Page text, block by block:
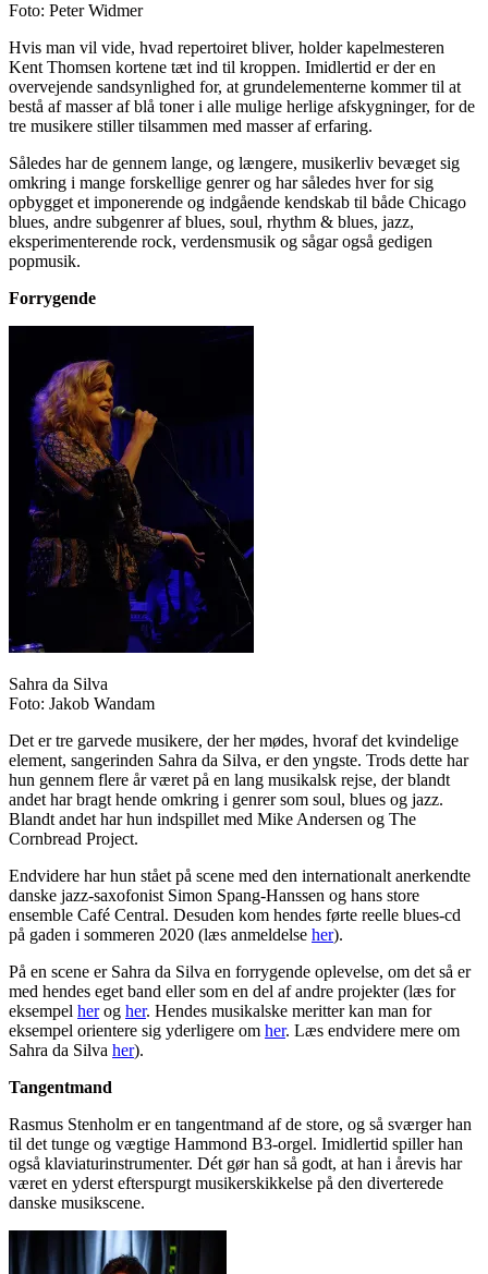
Foto: Peter Widmer
Hvis man vil vide, hvad repertoiret bliver, holder kapelmesteren
Kent Thomsen kortene tæt ind til kroppen. Imidlertid er der en
overvejende sandsynlighed for, at grundelementerne kommer til at
bestå af masser af blå toner i alle mulige herlige afskygninger, for de
tre musikere stiller tilsammen med masser af erfaring.
Således har de gennem lange, og længere, musikerliv bevæget sig
omkring i mange forskellige genrer og har således hver for sig
opbygget et imponerende og indgående kendskab til både Chicago
blues, andre subgenrer af blues, soul, rhythm & blues, jazz,
eksperimenterende rock, verdensmusik og sågar også gedigen
popmusik.
Forrygende
Sahra da Silva
Foto: Jakob Wandam
Det er tre garvede musikere, der her mødes, hvoraf det kvindelige
element, sangerinden Sahra da Silva, er den yngste. Trods dette har
hun gennem flere år været på en lang musikalsk rejse, der blandt
andet har bragt hende omkring i genrer som soul, blues og jazz.
Blandt andet har hun indspillet med Mike Andersen og The
Cornbread Project.
Endvidere har hun stået på scene med den internationalt anerkendte
danske jazz-saxofonist Simon Spang-Hanssen og hans store
ensemble Café Central. Desuden kom hendes førte reelle blues-cd
på gaden i sommeren 2020 (læs anmeldelse her).
På en scene er Sahra da Silva en forrygende oplevelse, om det så er
med hendes eget band eller som en del af andre projekter (læs for
eksempel herog her. Hendes musikalske meritter kan man for
eksempel orientere sig yderligere om her. Læs endvidere mere om
Sahra da Silva her).
Tangentmand
Rasmus Stenholm er en tangentmand af de store, og så sværger han
til det tunge og vægtige Hammond B3-orgel. Imidlertid spiller han
også klaviaturinstrumenter. Dét gør han så godt, at han i årevis har
været en yderst efterspurgt musikerskikkelse på den diverterede
danske musikscene.